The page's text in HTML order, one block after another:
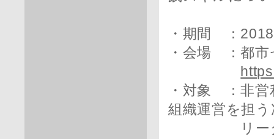
・期間 ：
・会場 ：都市
・対象 ：非営
組織運営を担う
リーダー（